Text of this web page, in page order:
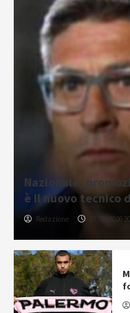
Nazionale,
è il nuovo tecnico
Redazione 07/08/2026